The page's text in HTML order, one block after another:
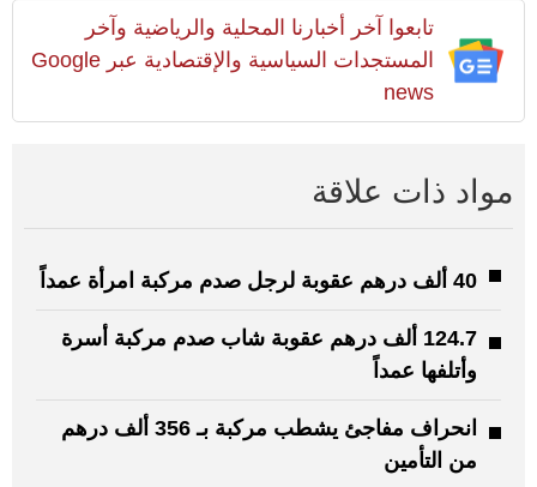
تابعوا آخر أخبارنا المحلية والرياضية وآخر
المستجدات السياسية والإقتصادية عبر Google
news
مواد ذات علاقة
40 ألف درهم عقوبة لرجل صدم مركبة امرأة عمداً
124.7 ألف درهم عقوبة شاب صدم مركبة أسرة
وأتلفها عمداً
انحراف مفاجئ يشطب مركبة بـ 356 ألف درهم
من التأمين